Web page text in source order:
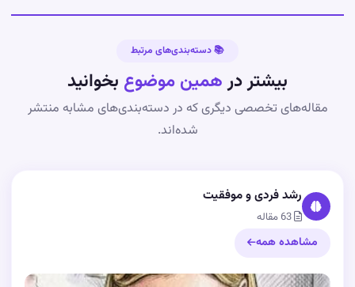
📚 دسته‌بندی‌های مرتبط
بیشتر درهمین موضوع بخوانید
مقاله‌های تخصصی دیگری که در دسته‌بندی‌های مشابه منتشر
شده‌اند.
رشد فردی و موفقیت
مشاهده همه